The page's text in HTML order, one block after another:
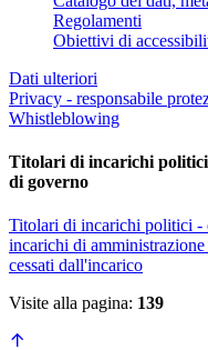
Regolamenti
Obiettivi di
Dati ulteriori
Privacy - responsabile
Whistleblowing
Titolari di incarichi
di governo
Titolari di incarichi politici -
incarichi di
cessati dall'incarico
Visite alla pagina: 139